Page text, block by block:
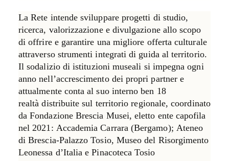
La Rete intende sviluppare progetti di studio,
ricerca, valorizzazione e divulgazione allo scopo
di offrire e garantire una migliore offerta culturale
attraverso strumenti integrati di guida al territorio.
Il sodalizio di istituzioni museali si impegna ogni
anno nell’accrescimento dei propri partner e
attualmente conta al suo interno ben 18
realtà distribuite sul territorio regionale, coordinato
da Fondazione Brescia Musei, eletto ente capofila
nel 2021: Accademia Carrara(Bergamo); Ateneo
di Brescia-Palazzo Tosio, Museo del Risorgimento
Leonessa d’Italia e Pinacoteca Tosio